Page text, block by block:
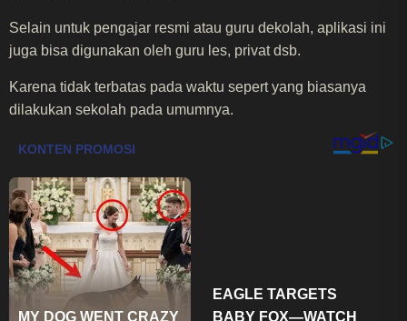
Selain untuk pengajar resmi atau guru dekolah, aplikasi ini
juga bisa digunakan oleh guru les, privat dsb.
Karena tidak terbatas pada waktu sepert yang biasanya
dilakukan sekolah pada umumnya.